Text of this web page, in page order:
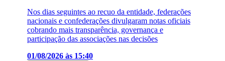
Nos dias seguintes ao recuo da entidade, federações
nacionais e confederações divulgaram notas oficiais
cobrando mais transparência, governança e
participação das associações nas decisões
01/08/2026 às 15:40